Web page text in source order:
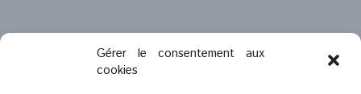
Gérer le consentement aux
cookies
MENTIONS LÉGALES